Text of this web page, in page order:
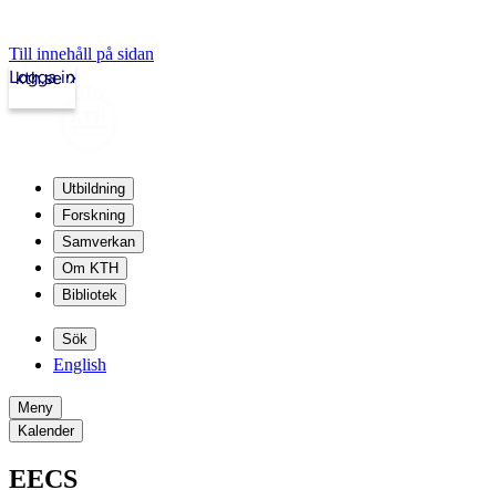
Till innehåll på sidan
kth.se
Logga in
Utbildning
Forskning
Samverkan
Om KTH
Bibliotek
Sök
English
Meny
Kalender
EECS